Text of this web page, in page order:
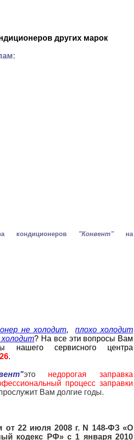
других марок
кондиционеров "Конвент"на
не холодит,плохо холодит
холодит? На все эти вопросы Вам
нашего сервисного центра
.
этонедорогая заправка
процесс заправки
Вам долгие годы.
от 22 июля 2008 г. N 148-ФЗ «О
кодекс РФ» с 1 января 2010